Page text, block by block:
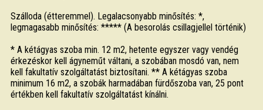
Szálloda (étteremmel). Legalacsonyabb minősítés: *,
legmagasabb minősítés: ***** (A besorolás csillagjellel történik)
* A kétágyas szoba min. 12 m2, hetente egyszer vagy vendég
érkezéskor kell ágyneműt váltani, a szobában mosdó van, nem
kell fakultatív szolgáltatást biztosítani. ** A kétágyas szoba
minimum 16 m2, a szobák harmadában fürdőszoba van, 25 pont
értékben kell fakultatív szolgáltatást kínálni.